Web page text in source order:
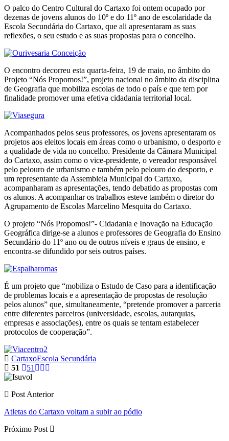
O palco do Centro Cultural do Cartaxo foi ontem ocupado por
dezenas de jovens alunos do 10º e do 11º ano de escolaridade da
Escola Secundária do Cartaxo, que ali apresentaram as suas
reflexões, o seu estudo e as suas propostas para o concelho.
O encontro decorreu esta quarta-feira, 19 de maio, no âmbito do
Projeto “Nós Propomos!”, projeto nacional no âmbito da disciplina
de Geografia que mobiliza escolas de todo o país e que tem por
finalidade promover uma efetiva cidadania territorial local.
Acompanhados pelos seus professores, os jovens apresentaram os
projetos aos eleitos locais em áreas como o urbanismo, o desporto e
a qualidade de vida no concelho. Presidente da Câmara Municipal
do Cartaxo, assim como o vice-presidente, o vereador responsável
pelo pelouro de urbanismo e também pelo pelouro do desporto, e
um representante da Assembleia Municipal do Cartaxo,
acompanharam as apresentações, tendo debatido as propostas com
os alunos. A acompanhar os trabalhos esteve também o diretor do
Agrupamento de Escolas Marcelino Mesquita do Cartaxo.
O projeto “Nós Propomos!”- Cidadania e Inovação na Educação
Geográfica dirige-se a alunos e professores de Geografia do Ensino
Secundário do 11º ano ou de outros níveis e graus de ensino, e
encontra-se difundido por seis outros países.
É um projeto que “mobiliza o Estudo de Caso para a identificação
de problemas locais e a apresentação de propostas de resolução
pelos alunos” que, simultaneamente, “pretende promover a parceria
entre diferentes parceiros (universidade, escolas, autarquias,
empresas e associações), entre os quais se tentam estabelecer
protocolos de cooperação”.
CartaxoEscola Secundária
51
51
Post Anterior
Atletas do Cartaxo voltam a subir ao pódio
Próximo Post